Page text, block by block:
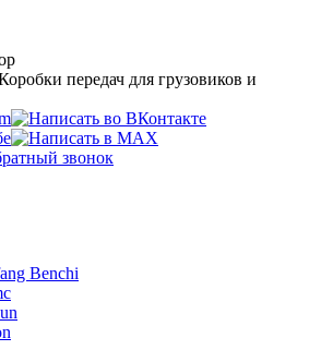
передач для грузовиков и
звонок
Benchi